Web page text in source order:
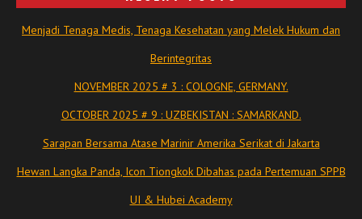
Menjadi Tenaga Medis, Tenaga Kesehatan yang Melek Hukum dan
Berintegritas
NOVEMBER 2025 # 3 : COLOGNE, GERMANY.
OCTOBER 2025 # 9 : UZBEKISTAN : SAMARKAND.
Sarapan Bersama Atase Marinir Amerika Serikat di Jakarta
Hewan Langka Panda, Icon Tiongkok Dibahas pada Pertemuan SPPB
UI & Hubei Academy